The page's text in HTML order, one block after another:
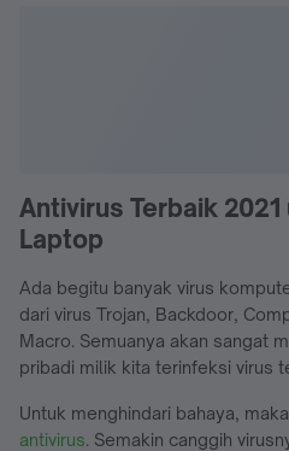
Antivirus Terbaik 2021
Laptop
Ada begitu banyak virus
dari virus Trojan, Backdoor,
Macro. Semuanya akan sangat
pribadi milik kita terinfeksi virus
Untuk menghindari bahaya,
antivirus. Semakin canggih